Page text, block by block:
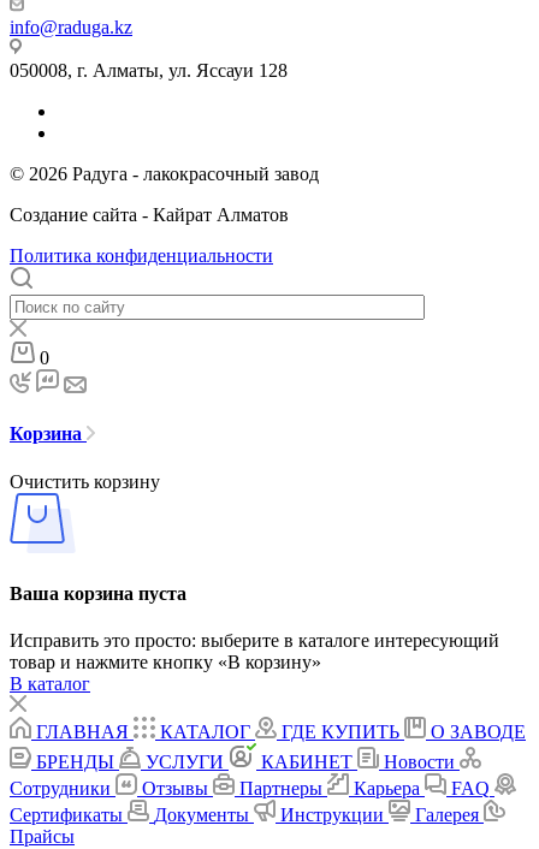
info@raduga.kz
050008, г. Алматы, ул. Яссауи 128
© 2026 Радуга - лакокрасочный завод
Создание сайта - Кайрат Алматов
Политика конфиденциальности
0
Корзина
Очистить корзину
Ваша корзина пуста
Исправить это просто: выберите в каталоге интересующий
товар и нажмите кнопку «В корзину»
В каталог
ГЛАВНАЯ КАТАЛОГ ГДЕ КУПИТЬ
О ЗАВОДЕ
БРЕНДЫ
УСЛУГИ КАБИНЕТ
Новости
Сотрудники
Отзывы Партнеры Карьера
FAQ
Сертификаты
Документы Инструкции
Галерея
Прайсы